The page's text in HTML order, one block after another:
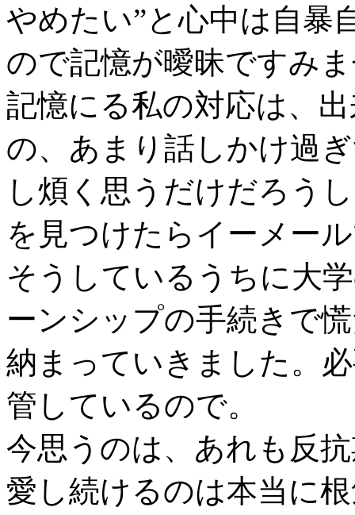
やめたい”と心中は自暴
ので記憶が曖昧ですみ
記憶にる私の対応は、
の、あまり話しかけ過
し煩く思うだけだろう
を見つけたらイーメー
そうしているうちに大
ーンシップの手続きで
納まっていきました。
管しているので。
今思うのは、あれも反
愛し続けるのは本当に